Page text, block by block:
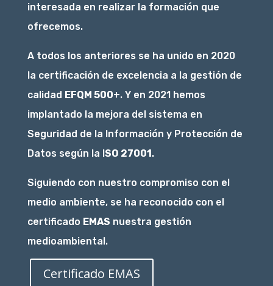
interesada en realizar la formación que
ofrecemos.
A todos los anteriores se ha unido en 2020
la certificación de excelencia a la gestión de
calidad EFQM 500+. Y en 2021 hemos
implantado la mejora del sistema en
Seguridad de la Información y Protección de
Datos según la ISO 27001.
Siguiendo con nuestro compromiso con el
medio ambiente, se ha reconocido con el
certificado EMAS nuestra gestión
medioambiental.
Certificado EMAS